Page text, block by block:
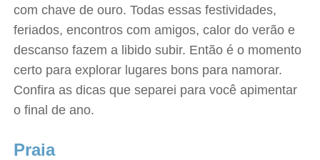
com chave de ouro. Todas essas festividades,
feriados, encontros com amigos, calor do verão e
descanso fazem a libido subir. Então é o momento
certo para explorar lugares bons para namorar.
Confira as dicas que separei para você apimentar
o final de ano.
Praia